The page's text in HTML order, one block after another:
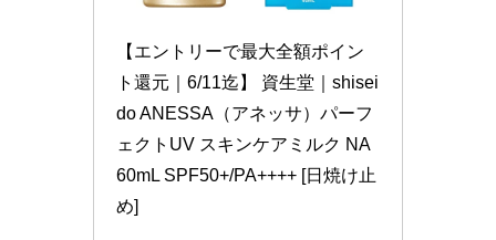
【エントリーで最大全額ポイン
ト還元｜6/11迄】 資生堂｜shisei
do ANESSA（アネッサ）パーフ
ェクトUV スキンケアミルク NA
60mL SPF50+/PA++++ [日焼け止
め]